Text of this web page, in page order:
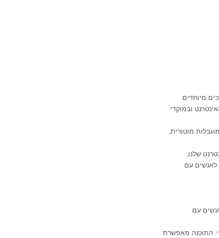
מיוחדים
ובמוקדי
מוטורית,
שלנו,
לאנשים עם
עם
התוכנה מאפשרת